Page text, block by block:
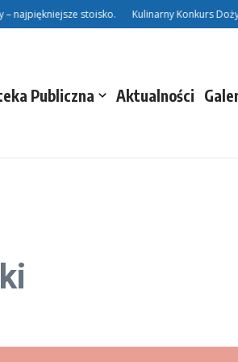
najpiękniejsze stoisko. Kulinarny Konkurs
Publiczna Aktualności